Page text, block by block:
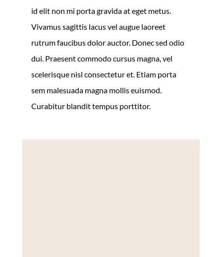
id elit non mi porta gravida at eget metus.
Vivamus sagittis lacus vel augue laoreet
rutrum faucibus dolor auctor. Donec sed odio
dui. Praesent commodo cursus magna, vel
scelerisque nisl consectetur et. Etiam porta
sem malesuada magna mollis euismod.
Curabitur blandit tempus porttitor.